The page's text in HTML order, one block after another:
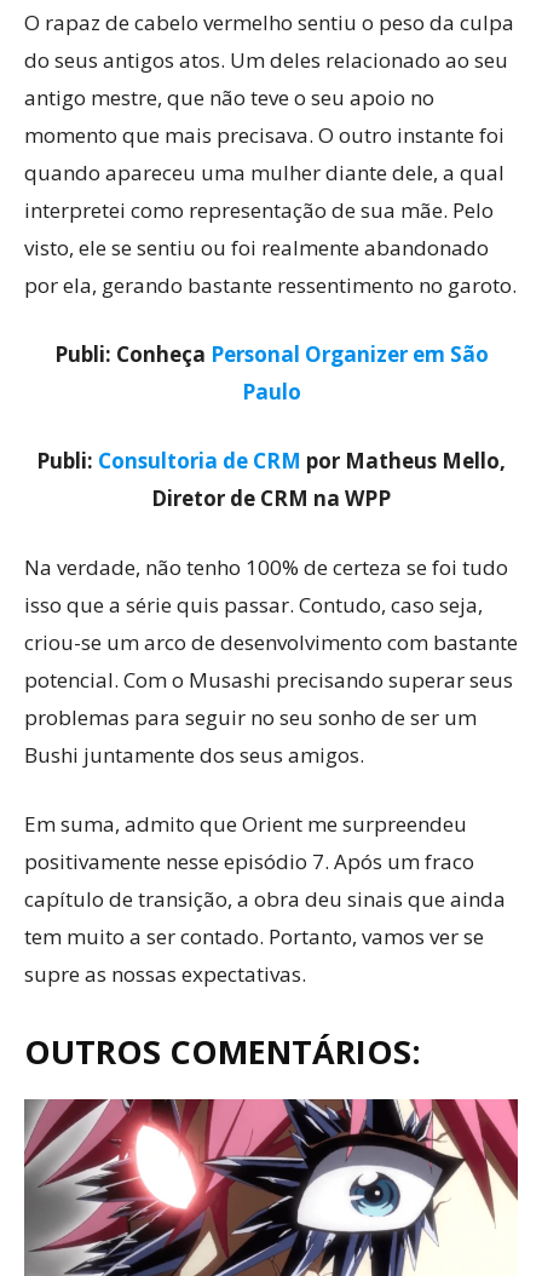
O rapaz de cabelo vermelho sentiu o peso da culpa
do seus antigos atos. Um deles relacionado ao seu
antigo mestre, que não teve o seu apoio no
momento que mais precisava. O outro instante foi
quando apareceu uma mulher diante dele, a qual
interpretei como representação de sua mãe. Pelo
visto, ele se sentiu ou foi realmente abandonado
por ela, gerando bastante ressentimento no garoto.
Publi: Conheça Personal Organizer em São
Paulo
Publi: Consultoria de CRM por Matheus Mello,
Diretor de CRM na WPP
Na verdade, não tenho 100% de certeza se foi tudo
isso que a série quis passar. Contudo, caso seja,
criou-se um arco de desenvolvimento com bastante
potencial. Com o Musashi precisando superar seus
problemas para seguir no seu sonho de ser um
Bushi juntamente dos seus amigos.
Em suma, admito que Orient me surpreendeu
positivamente nesse episódio 7. Após um fraco
capítulo de transição, a obra deu sinais que ainda
tem muito a ser contado. Portanto, vamos ver se
supre as nossas expectativas.
OUTROS COMENTÁRIOS: